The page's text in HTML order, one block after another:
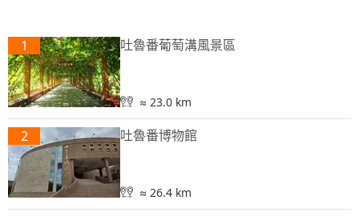
1 吐魯番葡萄溝風景區
≈ 23.0 km
2 吐魯番博物館
≈ 26.4 km